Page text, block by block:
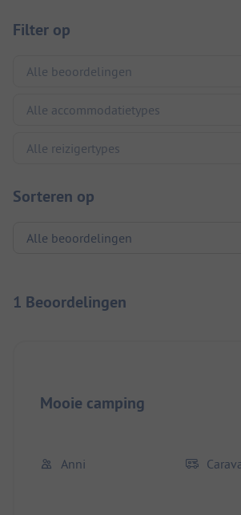
Filter op
Sorteren op
1 Beoordelingen
Mooie camping
Anni